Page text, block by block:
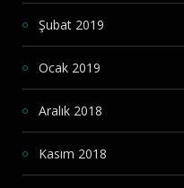
Şubat 2019
Ocak 2019
Aralık 2018
Kasım 2018